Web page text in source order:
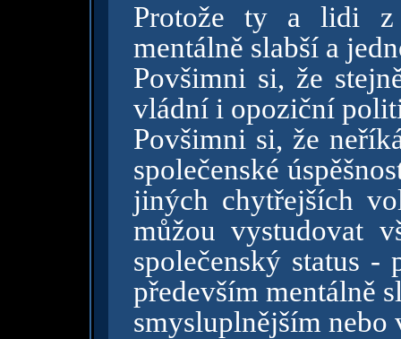
Protože ty a lidi z
mentálně slabší a
Povšimni si, že
vládní i opoziční
Povšimni si, že
společenské
jiných chytřejších
můžou vystudovat
společenský status -
především mentálně
smysluplnějším nebo